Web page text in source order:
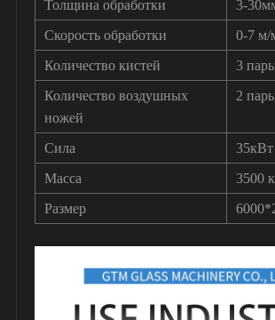
Толщина обработки
3-
Скорость обработки
0-7 м/
Количество кистей
3
Количество воздушных
ножей
2
Сила
35кВт
Масса
3500
Размер